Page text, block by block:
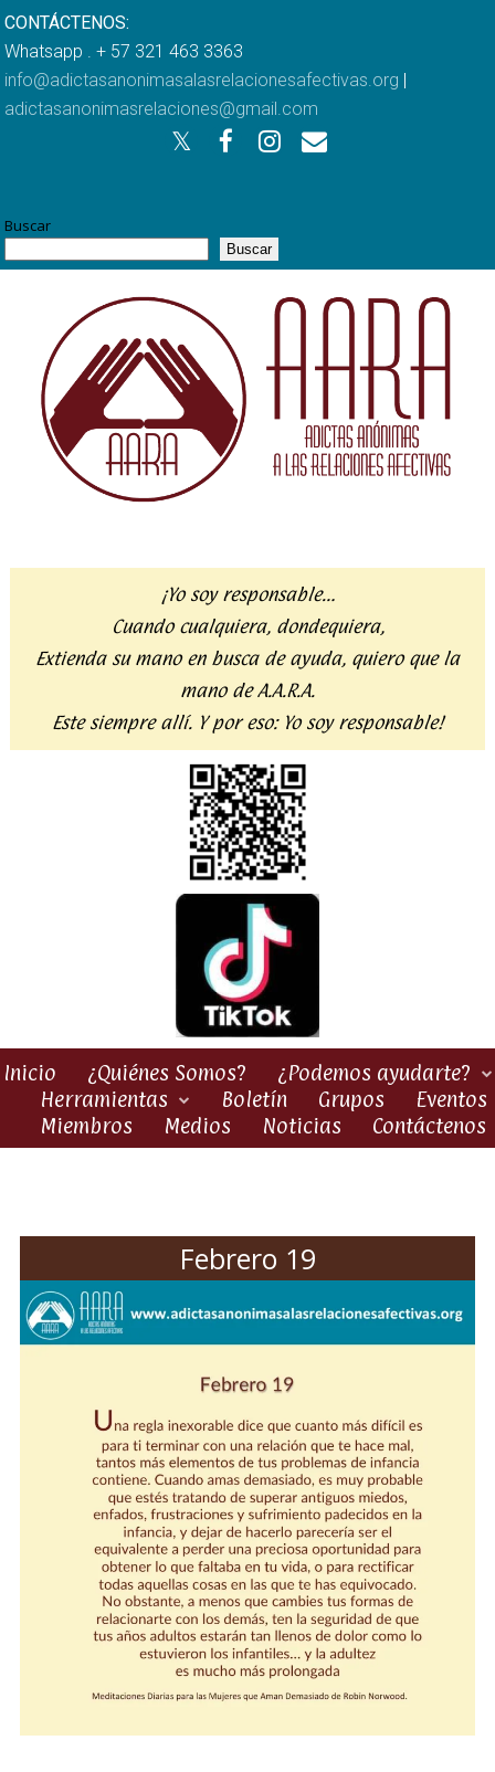
CONTÁCTENOS:
Whatsapp . + 57 321 463 3363
info@adictasanonimasalasrelacionesafectivas.org |
adictasanonimasrelaciones@gmail.com
Buscar
Buscar
¡Yo soy responsable…
Cuando cualquiera, dondequiera,
Extienda su mano en busca de ayuda, quiero que la
mano de A.A.R.A.
Este siempre allí. Y por eso: Yo soy responsable!
Inicio ¿Quiénes Somos?
¿Podemos ayudarte?
Herramientas
Boletín Grupos
Eventos
Miembros
Medios Noticias Contáctenos
Febrero 19